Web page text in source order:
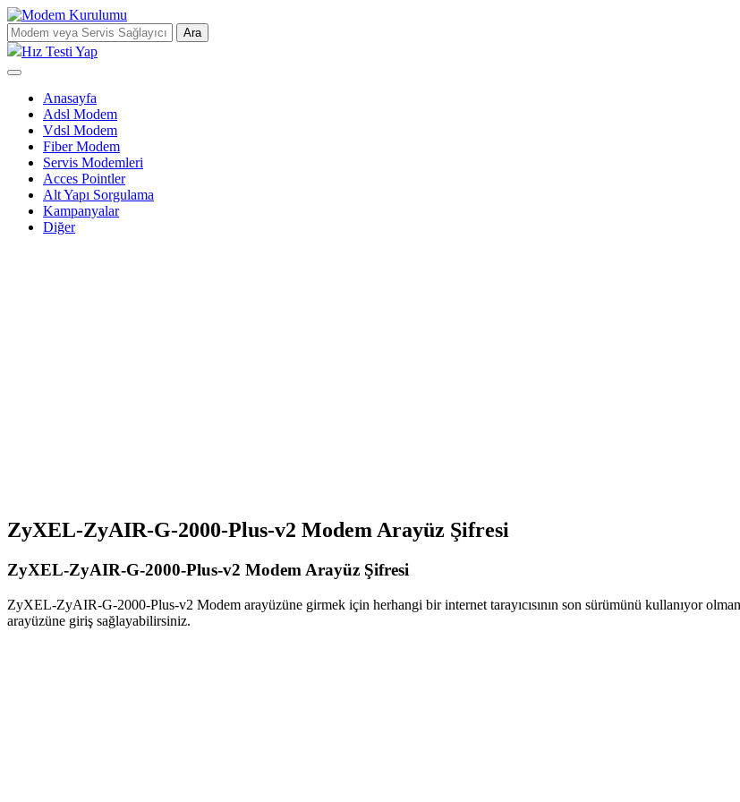
Ara
Hız Testi Yap
Anasayfa
Adsl Modem
Vdsl Modem
Fiber Modem
Servis Modemleri
Acces Pointler
Alt Yapı Sorgulama
Kampanyalar
Diğer
ZyXEL-ZyAIR-G-2000-Plus-v2 Modem Arayüz Şifresi
ZyXEL-ZyAIR-G-2000-Plus-v2 Modem Arayüz Şifresi
ZyXEL-ZyAIR-G-2000-Plus-v2 Modem arayüzüne girmek için herhangi bir internet tarayıcısının son sürümünü kullanıyor
arayüzüne giriş sağlayabilirsiniz.